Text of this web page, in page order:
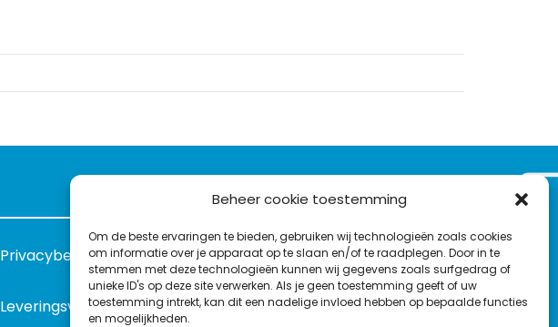
Beheer cookie toestemming
Om de beste ervaringen te bieden, gebruiken wij technologieën zoals cookies
om informatie over je apparaat op te slaan en/of te raadplegen. Door in te
stemmen met deze technologieën kunnen wij gegevens zoals surfgedrag of
unieke ID's op deze site verwerken. Als je geen toestemming geeft of uw
toestemming intrekt, kan dit een nadelige invloed hebben op bepaalde functies
en mogelijkheden.
Privacybeleid
Leveringsvoorwaarden
VOLG ONS OP:
L
i
nT
w
F
a
c
Y
o
u
C
o
n